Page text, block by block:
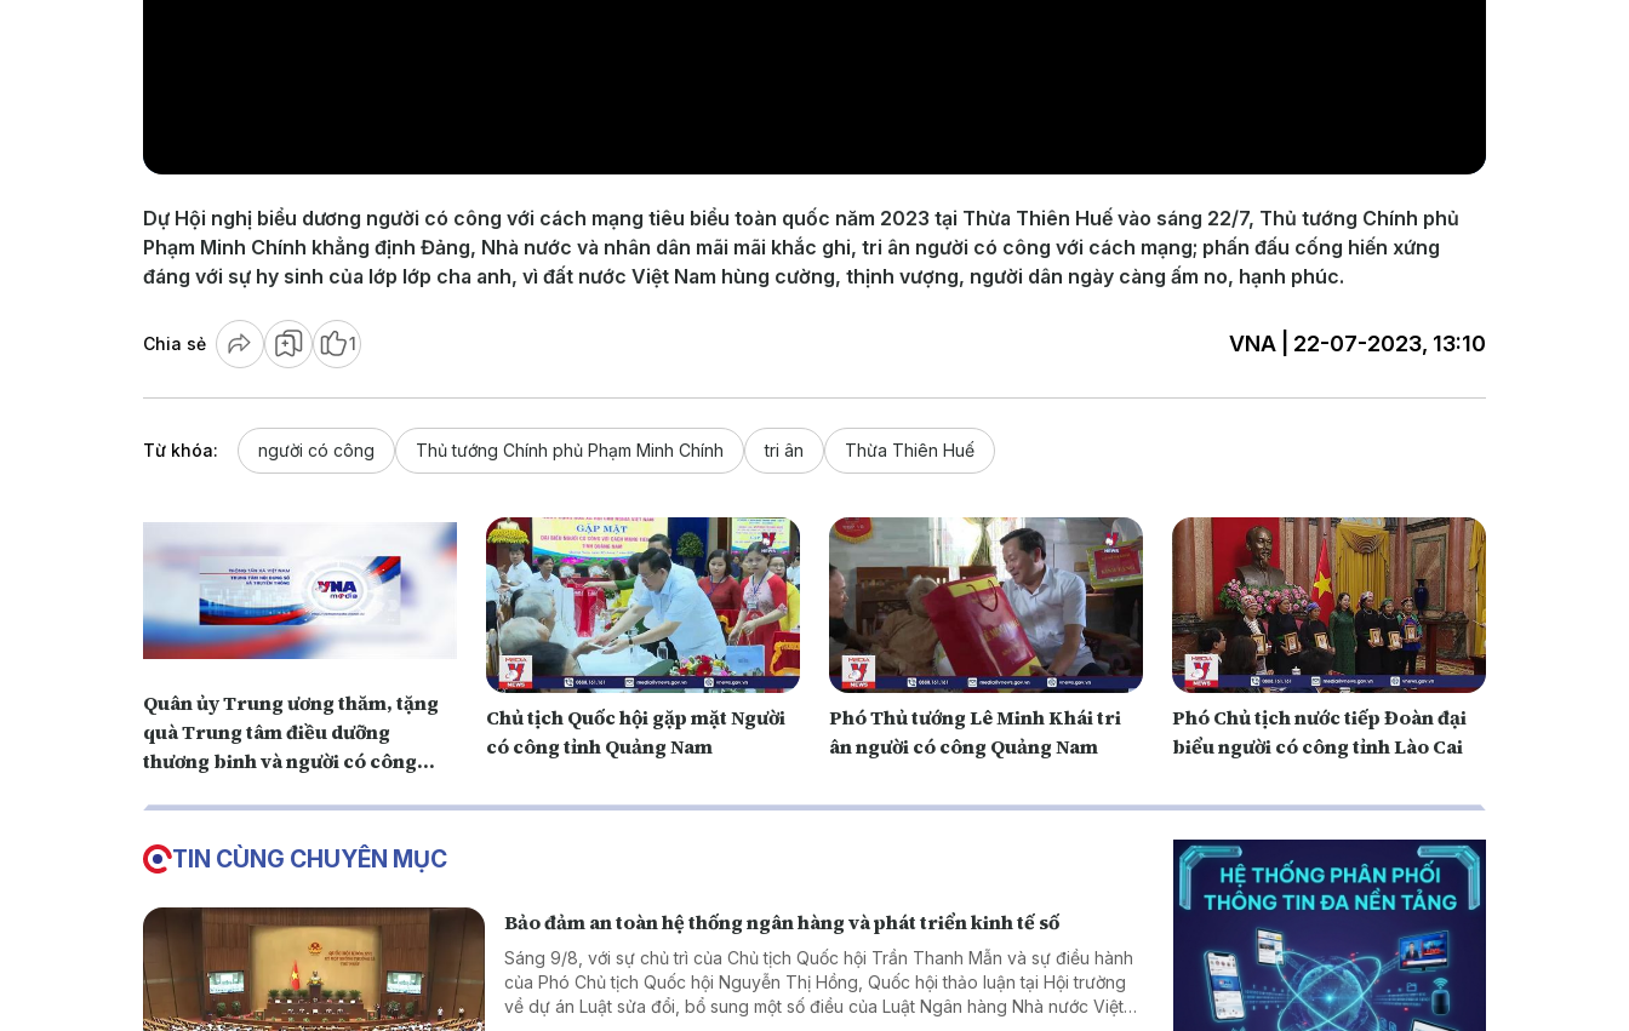
Dự Hội nghị biểu dương người có công với cách mạng tiêu biểu toàn quốc năm 2023 tại Thừa Thiên Huế vào sáng 22/7, Thủ tướng Chính phủ
Phạm Minh Chính khẳng định Đảng, Nhà nước và nhân dân mãi mãi khắc ghi, tri ân người có công với cách mạng; phấn đấu cống hiến xứng
đáng với sự hy sinh của lớp lớp cha anh, vì đất nước Việt Nam hùng cường, thịnh vượng, người dân ngày càng ấm no, hạnh phúc.
Chia sẻ 1 VNA | 22-07-2023, 13:10
Từ khóa: người có công Thủ tướng Chính phủ Phạm Minh Chính tri ân Thừa Thiên Huế
Quân ủy Trung ương thăm, tặng
quà Trung tâm điều dưỡng
thương binh và người có công
Chủ tịch Quốc hội gặp mặt Người
có công tỉnh Quảng Nam
Phó Thủ tướng Lê Minh Khái tri
ân người có công Quảng Nam
Phó Chủ tịch nước tiếp Đoàn đại
biểu người có công tỉnh Lào Cai
TIN CÙNG CHUYÊN MỤC
Bảo đảm an toàn hệ thống ngân hàng và phát triển kinh tế số
Sáng 9/8, với sự chủ trì của Chủ tịch Quốc hội Trần Thanh Mẫn và sự điều hành
của Phó Chủ tịch Quốc hội Nguyễn Thị Hồng, Quốc hội thảo luận tại Hội trường
về dự án Luật sửa đổi, bổ sung một số điều của Luật Ngân hàng Nhà nước Việt